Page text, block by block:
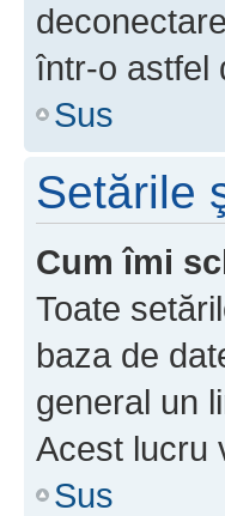
într-o astfel
Sus
Setările
Cum îmi
Toate
baza de
general un
Acest lucru
Sus